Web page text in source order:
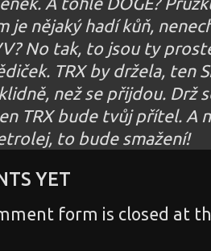
je nějaký hadí kůň,
No tak, to jsou ty
TRX by držela, ten
než se přijdou. Drž
TRX bude tvůj přítel. A
to bude smažení!
YET
form is closed at